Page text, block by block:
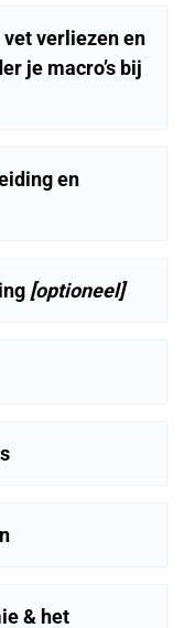
verliezen en
je macro’s bij
en
[optioneel]
& het